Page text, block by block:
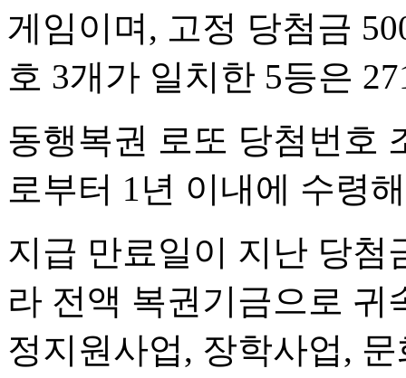
게임이며, 고정 당첨금
호 3개가 일치한 5등은
동행복권 로또 당첨번호
로부터 1년 이내에 수령
지급 만료일이 지난 당첨
라 전액 복권기금으로
정지원사업, 장학사업,